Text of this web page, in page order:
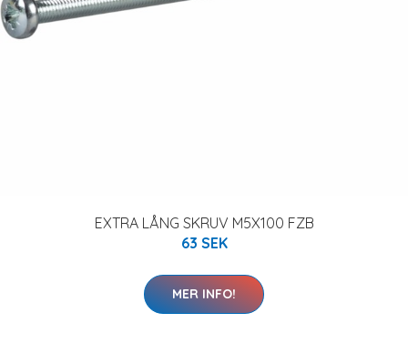
EXTRA LÅNG SKRUV M5X100 FZB
63 SEK
MER INFO!